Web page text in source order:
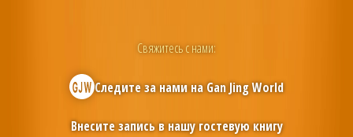
Свяжитесь с нами:
Следите за нами наGan Jing World
Внесите запись в нашу гостевую книгу